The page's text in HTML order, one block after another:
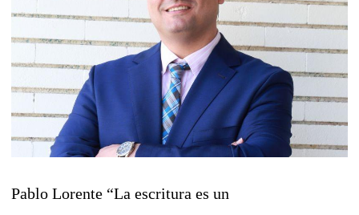
Pablo Lorente “La escritura es un